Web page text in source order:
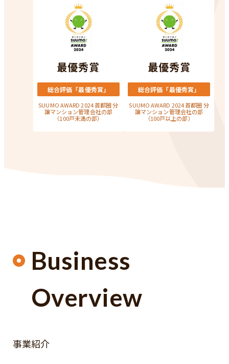
最優秀賞
総合評価「最優秀賞」
SUUMO AWARD 2024 首都圈 分
譲マンション管理会社の部
（100戸未満の部）
最優秀賞
総合評価「最優秀賞」
SUUMO AWARD 2024 首都圈 分
譲マンション管理会社の部
（100戸以上の部）
Business
Overview
事業紹介